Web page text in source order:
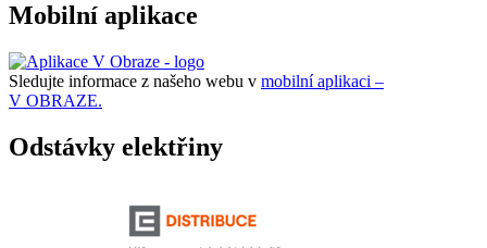
Mobilní aplikace
Sledujte informace z našeho webu v mobilní aplikaci –
V OBRAZE.
Odstávky elektřiny